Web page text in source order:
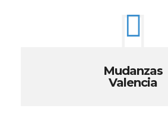
Mudanzas
Valencia